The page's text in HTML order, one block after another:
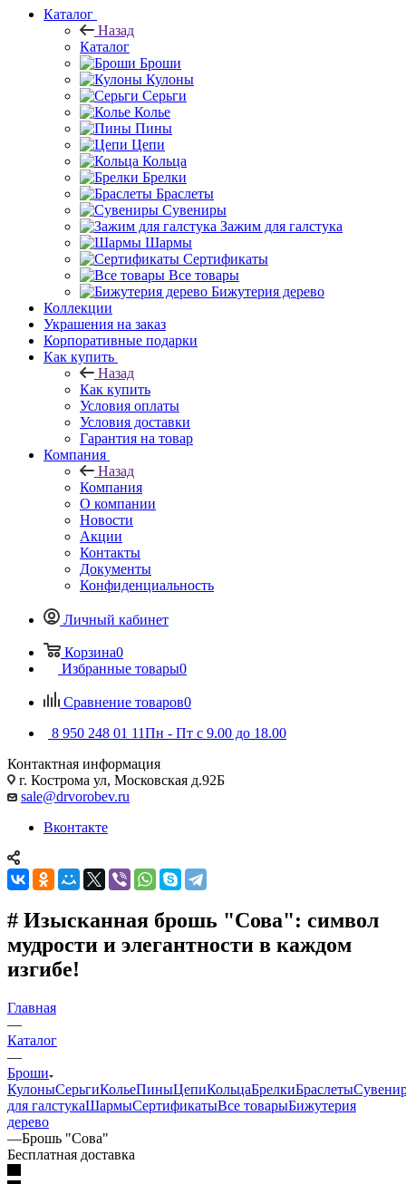
Каталог
Назад
Каталог
Броши
Кулоны
Серьги
Колье
Пины
Цепи
Кольца
Брелки
Браслеты
Сувениры
Зажим для галстука
Шармы
Сертификаты
Все товары
Бижутерия дерево
Коллекции
Украшения на заказ
Корпоративные подарки
Как купить
Назад
Как купить
Условия оплаты
Условия доставки
Гарантия на товар
Компания
Назад
Компания
О компании
Новости
Акции
Контакты
Документы
Конфиденциальность
Личный кабинет
Корзина0
Избранные товары0
Сравнение товаров0
8 950 248 01 11Пн - Пт с 9.00 до 18.00
Контактная информация
г. Кострома ул, Московская д.92Б
sale@drvorobev.ru
Вконтакте
# Изысканная брошь "Сова": символ
мудрости и элегантности в каждом
изгибе!
Главная
—
Каталог
—
Броши
КулоныСерьгиКольеПиныЦепиКольцаБрелкиБраслеты
для галстукаШармыСертификатыВсе товарыБижутерия
дерево
—Брошь "Сова"
Бесплатная доставка